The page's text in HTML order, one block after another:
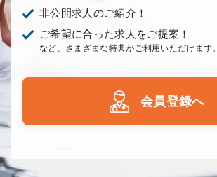
非公開求人のご紹介！
ご希望に合った求人をご提案！
など、さまざまな特典がご利用いただけます。
会員登録へ